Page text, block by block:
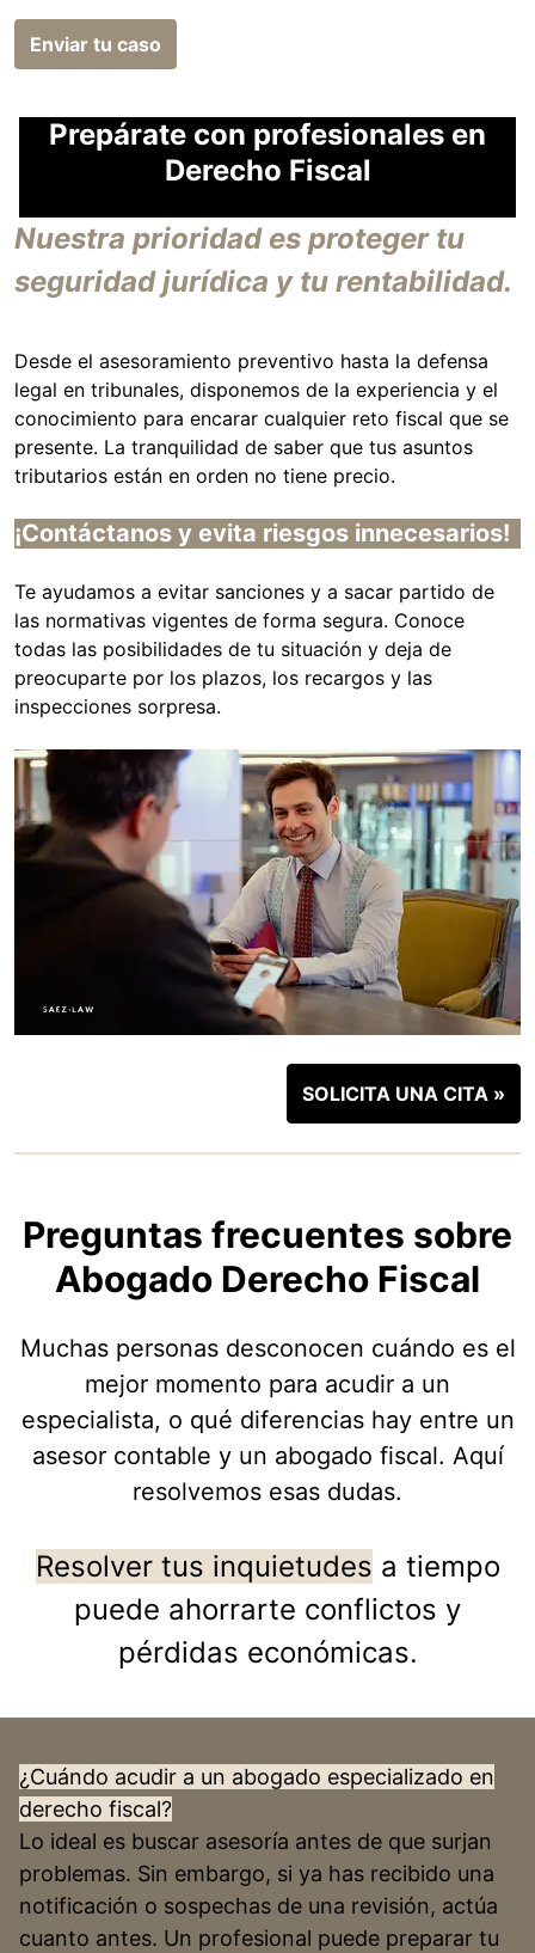
Enviar tu caso
Prepárate con profesionales en
Derecho Fiscal
Nuestra prioridad es proteger tu
seguridad jurídica y tu rentabilidad.
Desde el asesoramiento preventivo hasta la defensa
legal en tribunales, disponemos de la experiencia y el
conocimiento para encarar cualquier reto fiscal que se
presente. La tranquilidad de saber que tus asuntos
tributarios están en orden no tiene precio.
¡Contáctanos y evita riesgos innecesarios!
Te ayudamos a evitar sanciones y a sacar partido de
las normativas vigentes de forma segura. Conoce
todas las posibilidades de tu situación y deja de
preocuparte por los plazos, los recargos y las
inspecciones sorpresa.
SOLICITA UNA CITA »
Preguntas frecuentes sobre
Abogado Derecho Fiscal
Muchas personas desconocen cuándo es el
mejor momento para acudir a un
especialista, o qué diferencias hay entre un
asesor contable y un abogado fiscal. Aquí
resolvemos esas dudas.
Resolver tus inquietudes a tiempo
puede ahorrarte conflictos y
pérdidas económicas.
¿Cuándo acudir a un abogado especializado en
derecho fiscal?
Lo ideal es buscar asesoría antes de que surjan
problemas. Sin embargo, si ya has recibido una
notificación o sospechas de una revisión, actúa
cuanto antes. Un profesional puede preparar tu